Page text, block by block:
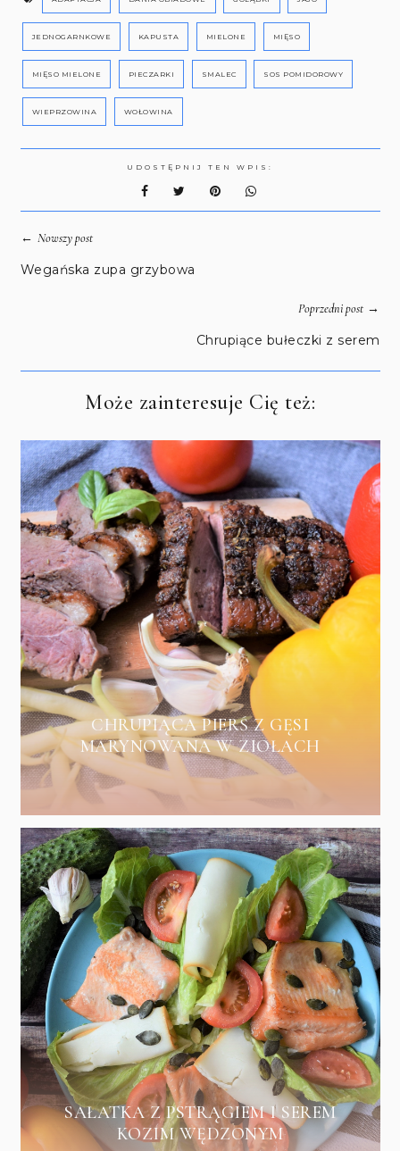
JEDNOGARNKOWE KAPUSTA MIELONE MIĘSO
MIĘSO MIELONE PIECZARKI SMALEC SOS POMIDOROWY
WIEPRZOWINA WOŁOWINA
UDOSTĘPNIJ TEN WPIS:
← Nowszy post
Wegańska zupa grzybowa
Poprzedni post→
Chrupiące bułeczki z serem
Może zainteresuje Cię też:
CHRUPIĄCA PIERŚ Z GĘSI
MARYNOWANA W ZIOŁACH
SAŁATKA Z PSTRĄGIEM I SEREM
KOZIM WĘDZONYM